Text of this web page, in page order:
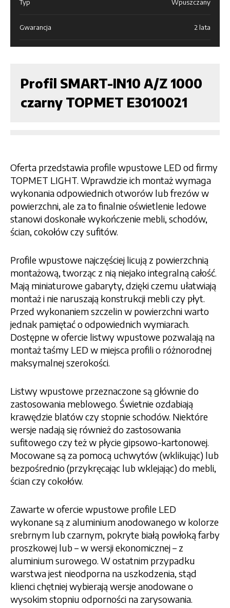
Typ Wpuszczany
Gwarancja 2 lata
Profil SMART-IN10 A/Z 1000
czarny TOPMET E3010021
Oferta przedstawia profile wpustowe LED od firmy
TOPMET LIGHT. Wprawdzie ich montaż wymaga
wykonania odpowiednich otworów lub frezów w
powierzchni, ale za to finalnie oświetlenie ledowe
stanowi doskonałe wykończenie mebli, schodów,
ścian, cokołów czy sufitów.
Profile wpustowe najczęściej licują z powierzchnią
montażową, tworząc z nią niejako integralną całość.
Mają miniaturowe gabaryty, dzięki czemu ułatwiają
montaż i nie naruszają konstrukcji mebli czy płyt.
Przed wykonaniem szczelin w powierzchni warto
jednak pamiętać o odpowiednich wymiarach.
Dostępne w ofercie listwy wpustowe pozwalają na
montaż taśmy LED w miejsca profili o różnorodnej
maksymalnej szerokości.
Listwy wpustowe przeznaczone są głównie do
zastosowania meblowego. Świetnie ozdabiają
krawędzie blatów czy stopnie schodów. Niektóre
wersje nadają się również do zastosowania
sufitowego czy też w płycie gipsowo-kartonowej.
Mocowane są za pomocą uchwytów (wklikując) lub
bezpośrednio (przykręcając lub wklejając) do mebli,
ścian czy cokołów.
Zawarte w ofercie wpustowe profile LED
wykonane są z aluminium anodowanego w kolorze
srebrnym lub czarnym, pokryte białą powłoką farby
proszkowej lub – w wersji ekonomicznej – z
aluminium surowego. W ostatnim przypadku
warstwa jest nieodporna na uszkodzenia, stąd
klienci chętniej wybierają wersje anodowane o
wysokim stopniu odporności na zarysowania.